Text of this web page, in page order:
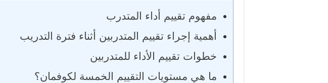
مفهوم تقييم أداء المتدرب
أهمية إجراء تقييم المتدربين أثناء فترة التدريب
خطوات تقييم الأداء للمتدربين
ما هي مستويات التقييم الخمسة لكوفمان؟